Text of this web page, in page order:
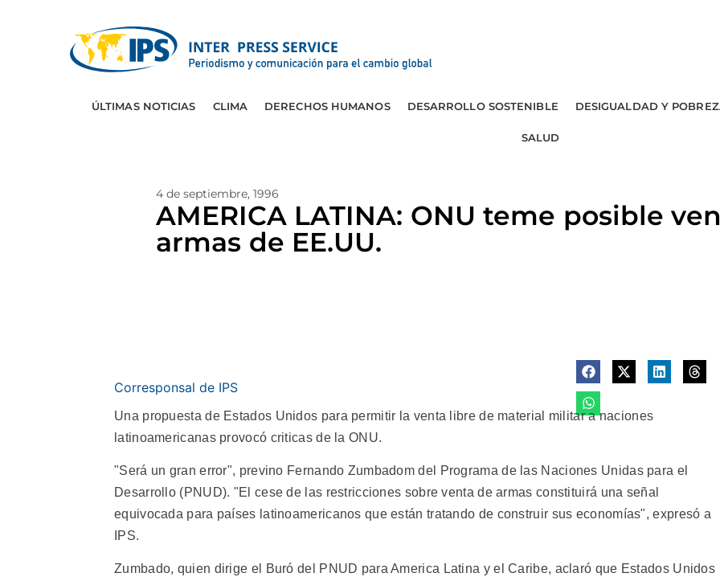
ÚLTIMAS NOTICIAS CLIMA DERECHOS HUMANOS DESARROLLO SOSTENIBLE DESIGUALDAD Y
SALUD
4 de septiembre, 1996
AMERICA LATINA: ONU teme posible
armas de EE.UU.
Corresponsal de IPS
Una propuesta de Estados Unidos para permitir la venta libre de material militar a naciones
latinoamericanas provocó criticas de la ONU.
"Será un gran error", previno Fernando Zumbadom del Programa de las Naciones Unidas para el
Desarrollo (PNUD). "El cese de las restricciones sobre venta de armas constituirá una señal
equivocada para países latinoamericanos que están tratando de construir sus economías", expresó a
IPS.
Zumbado, quien dirige el Buró del PNUD para America Latina y el Caribe, aclaró que Estados Unidos